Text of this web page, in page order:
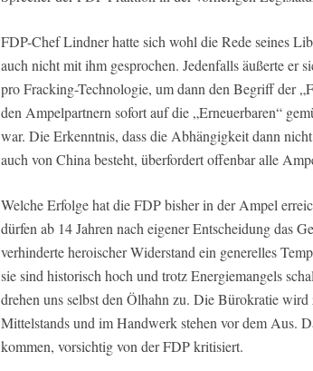
FDP-Chef Lindner hatte sich wohl die Rede seines
auch nicht mit ihm gesprochen. Jedenfalls äußerte er
pro Fracking-Technologie, um dann den Begriff der
den Ampelpartnern sofort auf die „Erneuerbaren“
war. Die Erkenntnis, dass die Abhängigkeit dann
auch von China besteht, überfordert offenbar alle
Welche Erfolge hat die FDP bisher in der Ampel
dürfen ab 14 Jahren nach eigener Entscheidung das
verhinderte heroischer Widerstand ein generelles
sie sind historisch hoch und trotz Energiemangels
drehen uns selbst den Ölhahn zu. Die Bürokratie
Mittelstands und im Handwerk stehen vor dem Aus.
kommen, vorsichtig von der FDP kritisiert.